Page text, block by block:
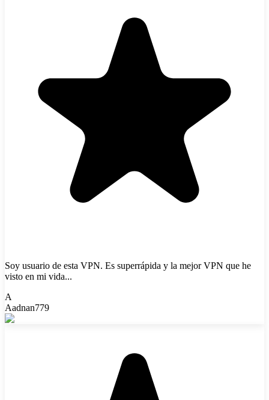
Soy usuario de esta VPN. Es superrápida y la mejor VPN que he
visto en mi vida...
A
Aadnan779